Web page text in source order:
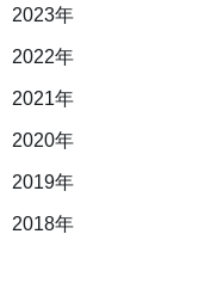
2023年
2022年
2021年
2020年
2019年
2018年